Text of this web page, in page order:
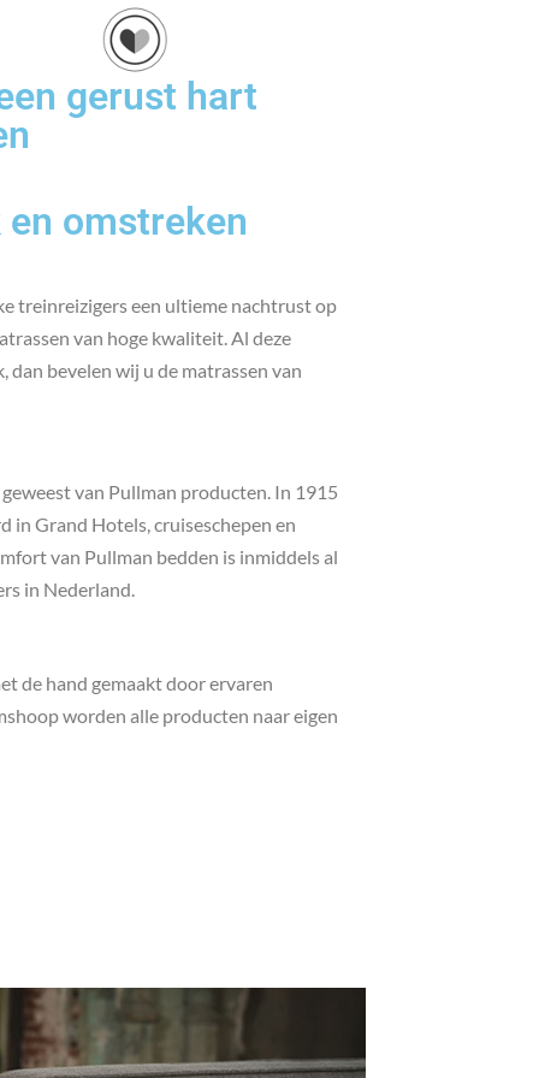
gerust hart
omstreken
treinreizigers een ultieme nachtrust op
van hoge kwaliteit. Al deze
bevelen wij u de matrassen van
van Pullman producten. In 1915
in Grand Hotels, cruiseschepen en
van Pullman bedden is inmiddels al
in Nederland.
de hand gemaakt door ervaren
worden alle producten naar eigen